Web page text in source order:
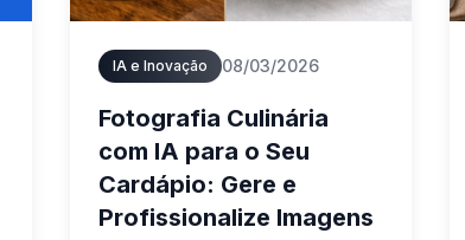
IA e Inovação 08/03/2026
Fotografia Culinária
com IA para o Seu
Cardápio: Gere e
Profissionalize Imagens